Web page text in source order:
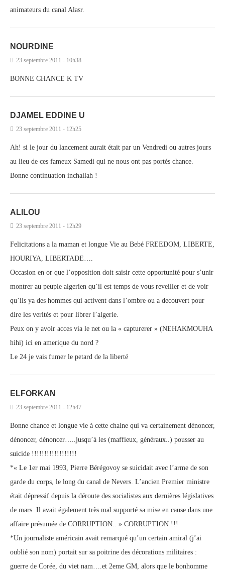
animateurs du canal Alasr.
NOURDINE
23 septembre 2011 - 10h38
BONNE CHANCE K TV
DJAMEL EDDINE U
23 septembre 2011 - 12h25
Ah! si le jour du lancement aurait était par un Vendredi ou autres jours
au lieu de ces fameux Samedi qui ne nous ont pas portés chance.
Bonne continuation inchallah !
ALILOU
23 septembre 2011 - 12h29
Felicitations a la maman et longue Vie au Bebé FREEDOM, LIBERTE,
HOURIYA, LIBERTADE….
Occasion en or que l’opposition doit saisir cette opportunité pour s’unir
montrer au peuple algerien qu’il est temps de vous reveiller et de voir
qu’ils ya des hommes qui activent dans l’ombre ou a decouvert pour
dire les verités et pour librer l’algerie.
Peux on y avoir acces via le net ou la « capturerer » (NEHAKMOUHA
hihi) ici en amerique du nord ?
Le 24 je vais fumer le petard de la liberté
ELFORKAN
23 septembre 2011 - 12h47
Bonne chance et longue vie à cette chaine qui va certainement dénoncer,
dénoncer, dénoncer…..jusqu’à les (maffieux, généraux..) pousser au
suicide !!!!!!!!!!!!!!!!!!
*« Le 1er mai 1993, Pierre Bérégovoy se suicidait avec l’arme de son
garde du corps, le long du canal de Nevers. L’ancien Premier ministre
était dépressif depuis la déroute des socialistes aux dernières législatives
de mars. Il avait également très mal supporté sa mise en cause dans une
affaire présumée de CORRUPTION.. » CORRUPTION !!!
*Un journaliste américain avait remarqué qu’un certain amiral (j’ai
oublié son nom) portait sur sa poitrine des décorations militaires :
guerre de Corée, du viet nam….et 2eme GM, alors que le bonhomme